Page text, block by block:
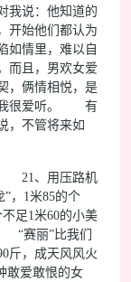
说：他知道的
开始他们都认为
如情里，难以自
而且，男欢女爱
，俩情相悦，是
我很爱听。 有
，不管将来如
21、用压路机
，1米85的个
足1米60的小美
“赛丽”比我们
斤，成天风风火
敢爱敢恨的女